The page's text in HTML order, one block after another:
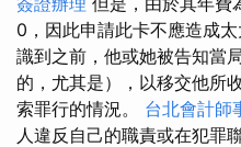
0，因此申請此卡不應造成
識到之前，他或她被告知當
的，尤其是），以移交他所
索罪行的情況。 台北會計師
人違反自己的職責或在犯罪